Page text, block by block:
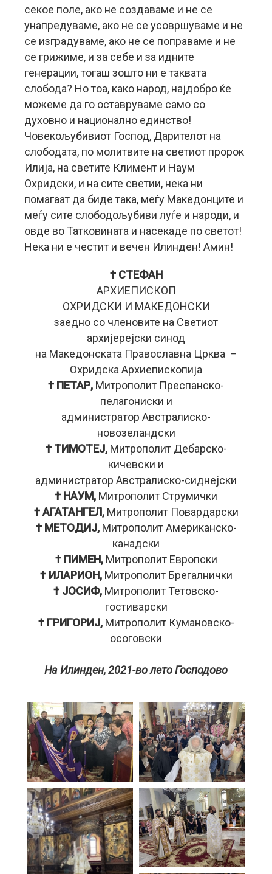
секое поле, ако не создаваме и не се
унапредуваме, ако не се усовршуваме и не
се изградуваме, ако не се поправаме и не
се грижиме, и за себе и за идните
генерации, тогаш зошто ни е таквата
слобода? Но тоа, како народ, најдобро ќе
можеме да го оставруваме само со
духовно и национално единство!
Човекољубивиот Господ, Дарителот на
слободата, по молитвите на светиот пророк
Илија, на светите Климент и Наум
Охридски, и на сите светии, нека ни
помагаат да биде така, меѓу Македонците и
меѓу сите слободољубиви луѓе и народи, и
овде во Татковината и насекаде по светот!
Нека ни е честит и вечен Илинден! Амин!
† СТЕФАН
АРХИЕПИСКОП
ОХРИДСКИ И МАКЕДОНСКИ
заедно со членовите на Светиот
архијерејски синод
на Македонската Православна Црква –
Охридска Архиепископија
† ПЕТАР, Митрополит Преспанско-
пелагониски и
администратор Австралиско-
новозеландски
† ТИМОТЕЈ,Митрополит Дебарско-
кичевски и
администратор Австралиско-сиднејски
† НАУМ, Митрополит Струмички
† АГАТАНГЕЛ, Митрополит Повардарски
† МЕТОДИЈ, Митрополит Американско-
канадски
† ПИМЕН, Митрополит Европски
† ИЛАРИОН, Митрополит Брегалнички
† ЈОСИФ, Митрополит Тетовско-
гостиварски
† ГРИГОРИЈ, Митрополит Кумановско-
осоговски
На Илинден, 2021-во лето Господово